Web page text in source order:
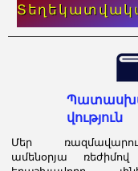
վություն
Մեր
ամենօրյա